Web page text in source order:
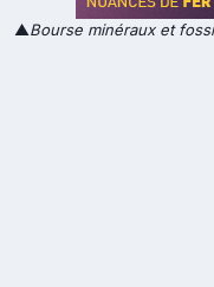
▲Bourse minéraux et